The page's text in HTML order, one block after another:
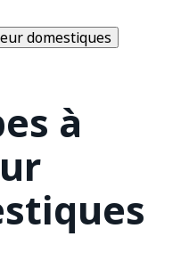
domestiques
à